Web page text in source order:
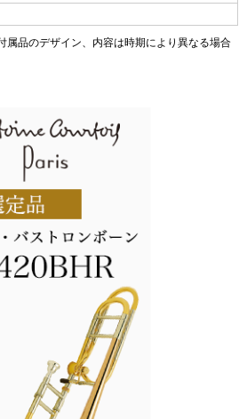
品のデザイン、内容は時期により異なる場合